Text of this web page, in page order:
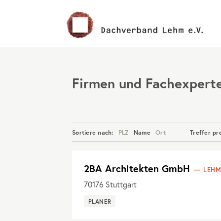
Firmen und
Sortiere nach: PLZ Name Ort Treffer
2BA Architekten GmbH
70176 Stuttgart
PLANER